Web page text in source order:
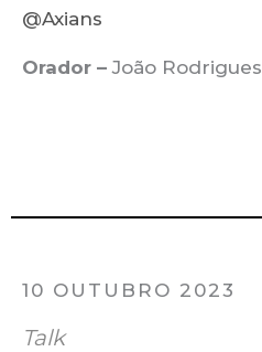
@Axians
Orador –João Rodrigues
10 OUTUBRO 2023
Talk